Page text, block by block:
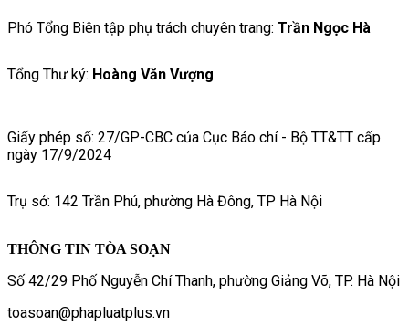
Phó Tổng Biên tập phụ trách chuyên trang: Trần Ngọc Hà
Tổng Thư ký: Hoàng Văn Vượng
Giấy phép số: 27/GP-CBC của Cục Báo chí - Bộ TT&TT cấp
ngày 17/9/2024
Trụ sở: 142 Trần Phú, phường Hà Đông, TP Hà Nội
THÔNG TIN TÒA SOẠN
Số 42/29 Phố Nguyễn Chí Thanh, phường Giảng Võ, TP. Hà Nội
toasoan@phapluatplus.vn